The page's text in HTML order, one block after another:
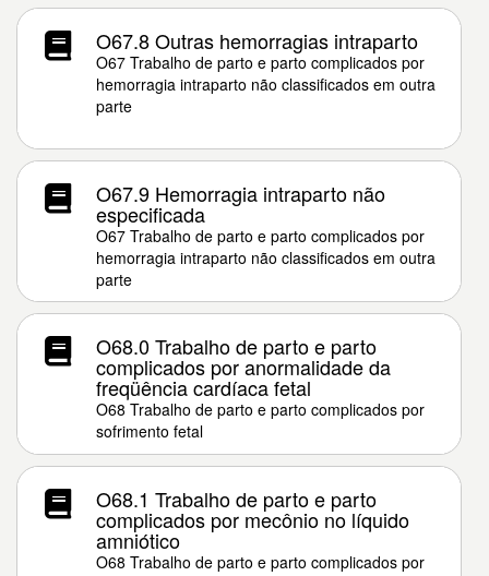
O67.8 Outras hemorragias intraparto
O67 Trabalho de parto e parto complicados por
hemorragia intraparto não classificados em outra
parte
O67.9 Hemorragia intraparto não
especificada
O67 Trabalho de parto e parto complicados por
hemorragia intraparto não classificados em outra
parte
O68.0 Trabalho de parto e parto
complicados por anormalidade da
freqüência cardíaca fetal
O68 Trabalho de parto e parto complicados por
sofrimento fetal
O68.1 Trabalho de parto e parto
complicados por mecônio no líquido
amniótico
O68 Trabalho de parto e parto complicados por